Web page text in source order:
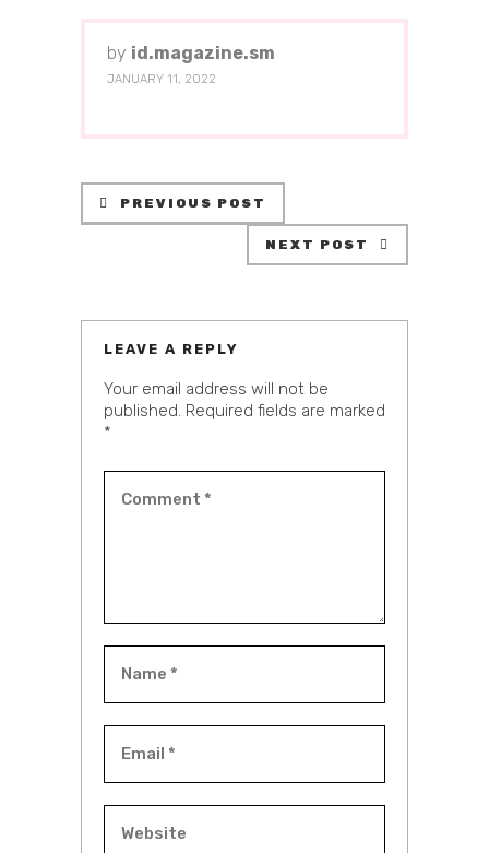
by id.magazine.sm
JANUARY 11, 2022
PREVIOUS POST
NEXT POST
LEAVE A REPLY
Your email address will not be
published. Required fields are marked
*